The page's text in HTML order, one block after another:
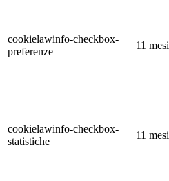
cookielawinfo-checkbox-
preferenze
11 mesi
cookielawinfo-checkbox-
statistiche
11 mesi